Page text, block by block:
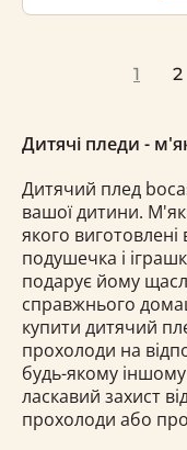
1 2
Дитячі пледи -
Дитячий плед
вашої дитини.
якого
подушечка і
подарує йому
справжнього
купити дитячий
прохолоди на
будь-якому іншому
ласкавий захист
прохолоди або